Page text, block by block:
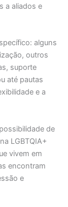
a aliados e
alguns
outros
suporte
até pautas
e a
de
LGBTQIA+
vivem em
encontram
e